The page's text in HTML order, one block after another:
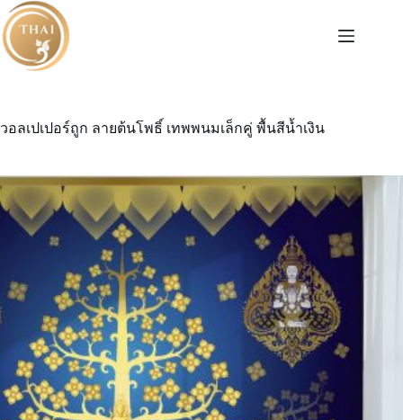
Skip
to
content
วอลเปเปอร์ถูก ลายต้นโพธิ์ เทพพนมเล็กคู่ พื้นสีน้ำเงิน